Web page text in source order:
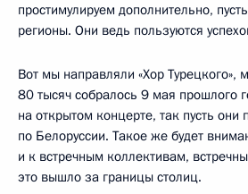
простимулируем дополнительно,
регионы. Они ведь пользуются
Вот мы направляли «Хор Турецкого»,
80 тысяч собралось 9 мая прошлого
на открытом концерте, так пусть они
по Белоруссии. Такое же будет
и к встречным коллективам,
это вышло за границы столиц.